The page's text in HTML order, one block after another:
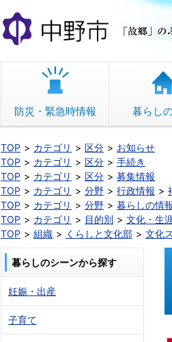
文
へ
動
防災・緊急時情報 暮らし
TOP カテゴリ 区分
お知らせ
TOP
カテゴリ 区分
手続き
TOP
カテゴリ 区分
募集情報
TOP
カテゴリ 分野 行政情報
TOP
カテゴリ 分野
暮らしの情
TOP
カテゴリ 目的別
文化・生
TOP
組織 くらしと文化部 文化
暮らしのシーンから探す
妊娠・出産
子育て